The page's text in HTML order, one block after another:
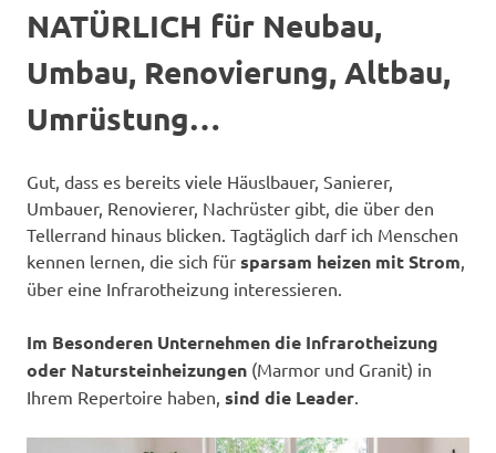
NATÜRLICH für Neubau,
Umbau, Renovierung, Altbau,
Umrüstung…
Gut, dass es bereits viele Häuslbauer, Sanierer,
Umbauer, Renovierer, Nachrüster gibt, die über den
Tellerrand hinaus blicken. Tagtäglich darf ich Menschen
kennen lernen, die sich für sparsam heizen mit Strom,
über eine Infrarotheizung interessieren.
Im Besonderen Unternehmen die Infrarotheizung
oder Natursteinheizungen (Marmor und Granit) in
Ihrem Repertoire haben, sind die Leader.